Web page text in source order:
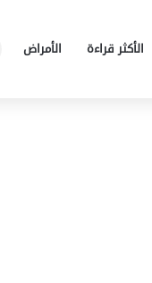
الأكثر قراءة الأمراض